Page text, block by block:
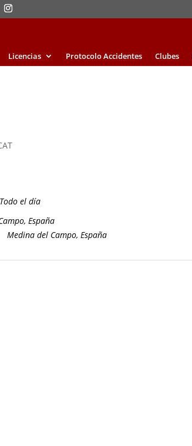
Licencias Protocolo Accidentes Clubes
el día
España
Medina del Campo, España